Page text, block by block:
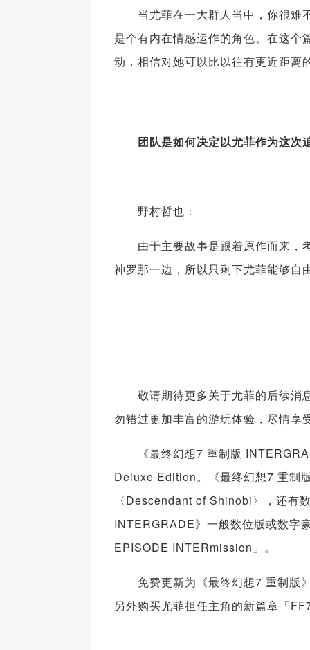
当尤菲在一大群人当中，你很难
是个有内在情感运作的角色。在这
动，相信对她可以比以往有更近距离
团队是如何决定以尤菲作为这次
野村哲也：
由于主要故事是跟着原作而来，
神罗那一边，所以只剩下尤菲能够自
敬请期待更多关于尤菲的后续消
勿错过更加丰富的游玩体验，尽情享
《最终幻想7 重制版
Deluxe Edition。《最终幻想7 重制
〈Descendant of Shinobi〉，还有
INTERGRADE》一般数位版或数字
EPISODE INTERmission」。
免费更新为《最终幻想7 重制版
另外购买尤菲担任主角的新篇章「